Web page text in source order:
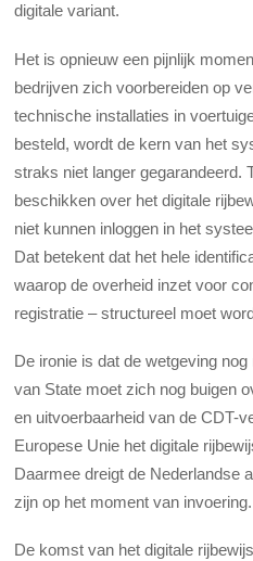
digitale variant.
Het is opnieuw een pijnlijk
bedrijven zich voorbereiden op
technische installaties in
besteld, wordt de kern van het
straks niet langer gegarandeerd.
beschikken over het digitale
niet kunnen inloggen in het
Dat betekent dat het hele
waarop de overheid inzet voor
registratie – structureel moet
De ironie is dat de wetgeving
van State moet zich nog buigen
en uitvoerbaarheid van de CDT-
Europese Unie het digitale
Daarmee dreigt de Nederlandse
zijn op het moment van invoering.
De komst van het digitale